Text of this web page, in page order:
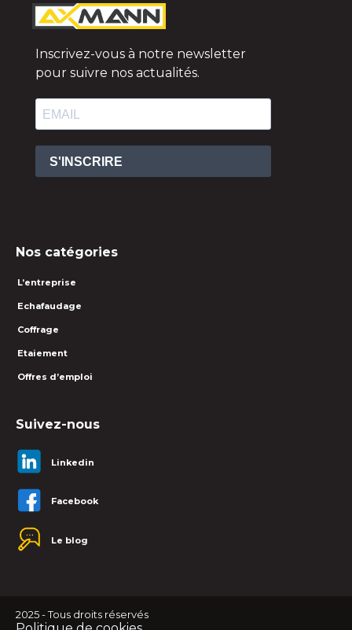
Inscrivez-vous à notre newsletter
pour suivre nos actualités.
S'INSCRIRE
Nos catégories
L’entreprise
Echafaudage
Coffrage
Etaiement
Offres d’emploi
Suivez-nous
Linkedin
Facebook
Le blog
2025 - Tous droits réservés